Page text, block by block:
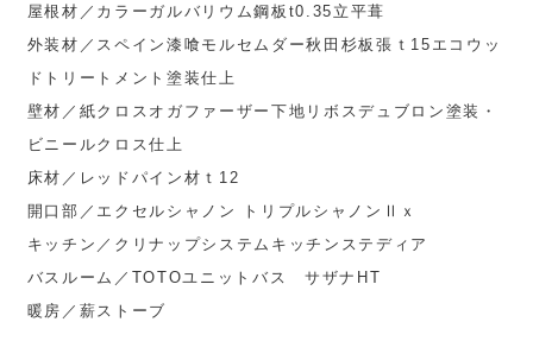
屋根材／カラーガルバリウム鋼板t0.35立平葺
外装材／スペイン漆喰モルセムダー秋田杉板張ｔ15エコウッ
ドトリートメント塗装仕上
壁材／紙クロスオガファーザー下地リボスデュブロン塗装・
ビニールクロス仕上
床材／レッドパイン材ｔ12
開口部／エクセルシャノン トリプルシャノンⅡｘ
キッチン／クリナップシステムキッチンステディア
バスルーム／TOTOユニットバス サザナHT
暖房／薪ストーブ